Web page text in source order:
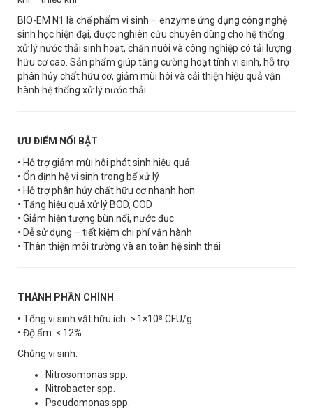
BIO-EM N1 là chế phẩm vi sinh – enzyme ứng dụng công nghệ
sinh học hiện đại, được nghiên cứu chuyên dùng cho hệ thống
xử lý nước thải sinh hoạt, chăn nuôi và công nghiệp có tải lượng
hữu cơ cao. Sản phẩm giúp tăng cường hoạt tính vi sinh, hỗ trợ
phân hủy chất hữu cơ, giảm mùi hôi và cải thiện hiệu quả vận
hành hệ thống xử lý nước thải.
ƯU ĐIỂM NỔI BẬT
• Hỗ trợ giảm mùi hôi phát sinh hiệu quả
• Ổn định hệ vi sinh trong bể xử lý
• Hỗ trợ phân hủy chất hữu cơ nhanh hơn
• Tăng hiệu quả xử lý BOD, COD
• Giảm hiện tượng bùn nổi, nước đục
• Dễ sử dụng – tiết kiệm chi phí vận hành
• Thân thiện môi trường và an toàn hệ sinh thái
THÀNH PHẦN CHÍNH
• Tổng vi sinh vật hữu ích: ≥ 1×10⁸ CFU/g
• Độ ẩm: ≤ 12%
Chủng vi sinh:
Nitrosomonas spp.
Nitrobacter spp.
Pseudomonas spp.